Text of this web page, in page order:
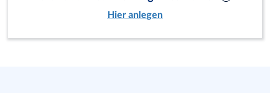
Hier anlegen